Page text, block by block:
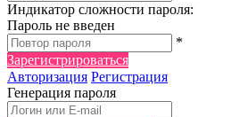
Индикатор сложности пароля:
Пароль не введен
*
Зарегистрироваться
Авторизация Регистрация
Генерация пароля